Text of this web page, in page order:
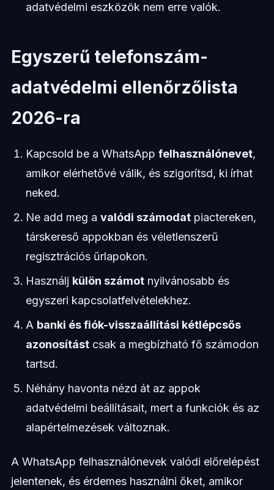
adatvédelmi eszközök nem erre valók.
Egyszerű telefonszám-
adatvédelmi ellenőrzőlista
2026-ra
Kapcsold be a WhatsApp felhasználónevet,
amikor elérhetővé válik, és szigorítsd, ki írhat
neked.
Ne add meg a valódi számodatpiactereken,
társkereső appokban és véletlenszerű
regisztrációs űrlapokon.
Használj külön számotnyilvánosabb és
egyszeri kapcsolatfelvételekhez.
A banki és fiók-visszaállítási kétlépcsős
azonosítástcsak a megbízható fő számodon
tartsd.
Néhány havonta nézd át az appok
adatvédelmi beállításait, mert a funkciók és az
alapértelmezések változnak.
A WhatsApp felhasználónevek valódi előrelépést
jelentenek, és érdemes használni őket, amikor